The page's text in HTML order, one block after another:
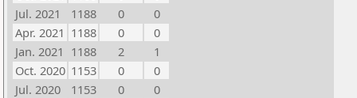
Jul. 2021
1188 0
0
Apr. 2021 1188 0
0
Jan. 2021 1188 2
1
Oct. 2020 1153 0
0
Jul. 2020
1153 0
0